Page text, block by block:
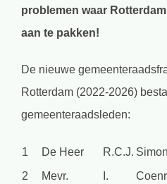
problemen waar
aan te pakken!
De nieuwe
Rotterdam (2022-2026)
gemeenteraadsleden:
1 De Heer R.C.J.
2
Mevr. I.